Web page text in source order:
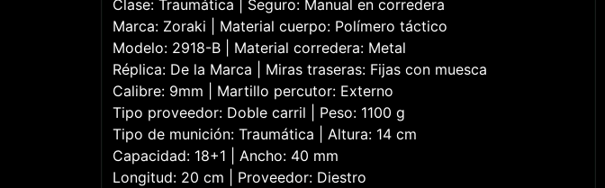
Clase: Traumática | Seguro: Manual en corredera
Marca: Zoraki | Material cuerpo: Polímero táctico
Modelo: 2918-B | Material corredera: Metal
Réplica: De la Marca | Miras traseras: Fijas con muesca
Calibre: 9mm | Martillo percutor: Externo
Tipo proveedor: Doble carril | Peso: 1100 g
Tipo de munición: Traumática | Altura: 14 cm
Capacidad: 18+1 | Ancho: 40 mm
Longitud: 20 cm | Proveedor: Diestro